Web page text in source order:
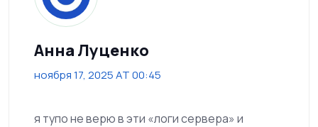
Анна Луценко
ноября 17, 2025 AT 00:45
я тупо не верю в эти «логи сервера» и